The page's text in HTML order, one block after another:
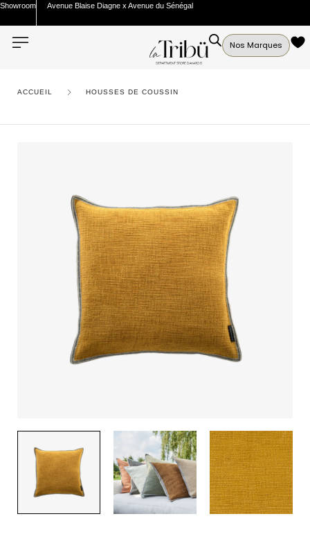
Showroom Avenue Blaise Diagne x Avenue du Sénégal
Nos Marques
ACCUEIL HOUSSES DE COUSSIN